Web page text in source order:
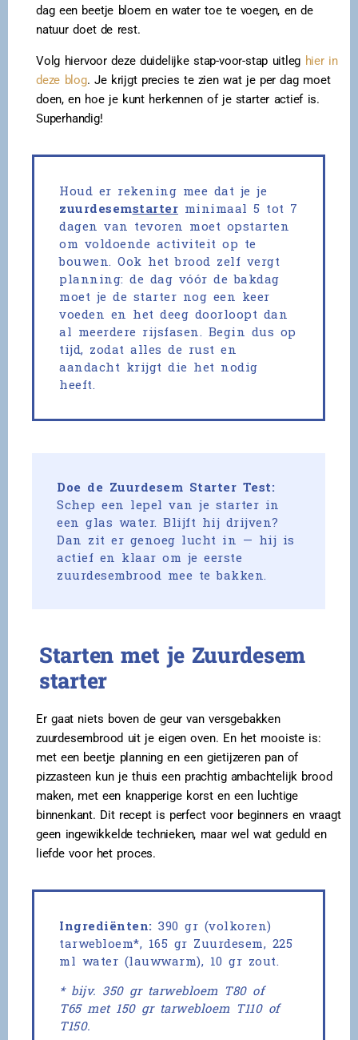
dag een beetje bloem en water toe te voegen, en de
natuur doet de rest.
Volg hiervoor deze duidelijke stap-voor-stap uitleg hier in
deze blog. Je krijgt precies te zien wat je per dag moet
doen, en hoe je kunt herkennen of je starter actief is.
Superhandig!
Houd er rekening mee dat je je
zuurdesemstarter minimaal 5 tot 7
dagen van tevoren moet opstarten
om voldoende activiteit op te
bouwen. Ook het brood zelf vergt
planning: de dag vóór de bakdag
moet je de starter nog een keer
voeden en het deeg doorloopt dan
al meerdere rijsfasen. Begin dus op
tijd, zodat alles de rust en
aandacht krijgt die het nodig
heeft.
Doe de Zuurdesem Starter Test:
Schep een lepel van je starter in
een glas water. Blijft hij drijven?
Dan zit er genoeg lucht in — hij is
actief en klaar om je eerste
zuurdesembrood mee te bakken.
Starten met je Zuurdesem
starter
Er gaat niets boven de geur van versgebakken
zuurdesembrood uit je eigen oven. En het mooiste is:
met een beetje planning en een gietijzeren pan of
pizzasteen kun je thuis een prachtig ambachtelijk brood
maken, met een knapperige korst en een luchtige
binnenkant. Dit recept is perfect voor beginners en vraagt
geen ingewikkelde technieken, maar wel wat geduld en
liefde voor het proces.
Ingrediënten: 390 gr (volkoren)
tarwebloem*, 165 gr Zuurdesem, 225
ml water (lauwwarm), 10 gr zout.
* bijv. 350 gr tarwebloem T80 of
T65 met 150 gr tarwebloem T110 of
T150.